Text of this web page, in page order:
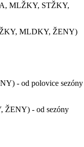
MLŽKY, STŽKY,
MLDKY, ŽENY)
- od polovice sezóny
- od sezóny